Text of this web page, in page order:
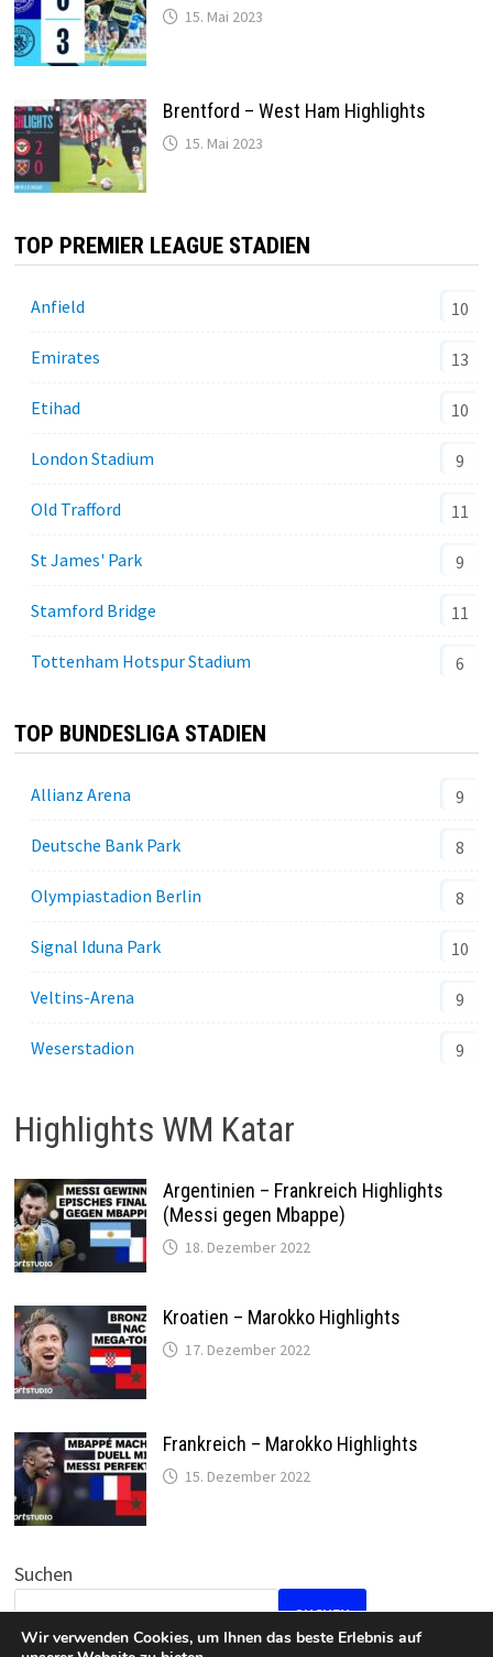
15. Mai 2023
Brentford – West Ham Highlights
15. Mai 2023
TOP PREMIER LEAGUE STADIEN
Anfield 10
Emirates 13
Etihad 10
London Stadium 9
Old Trafford 11
St James' Park 9
Stamford Bridge 11
Tottenham Hotspur Stadium 6
TOP BUNDESLIGA STADIEN
Allianz Arena 9
Deutsche Bank Park 8
Olympiastadion Berlin 8
Signal Iduna Park 10
Veltins-Arena 9
Weserstadion 9
Highlights WM Katar
Argentinien – Frankreich Highlights
(Messi gegen Mbappe)
18. Dezember 2022
Kroatien – Marokko Highlights
17. Dezember 2022
Frankreich – Marokko Highlights
15. Dezember 2022
Suchen
SUCHEN
Wir verwenden Cookies, um Ihnen das beste Erlebnis auf